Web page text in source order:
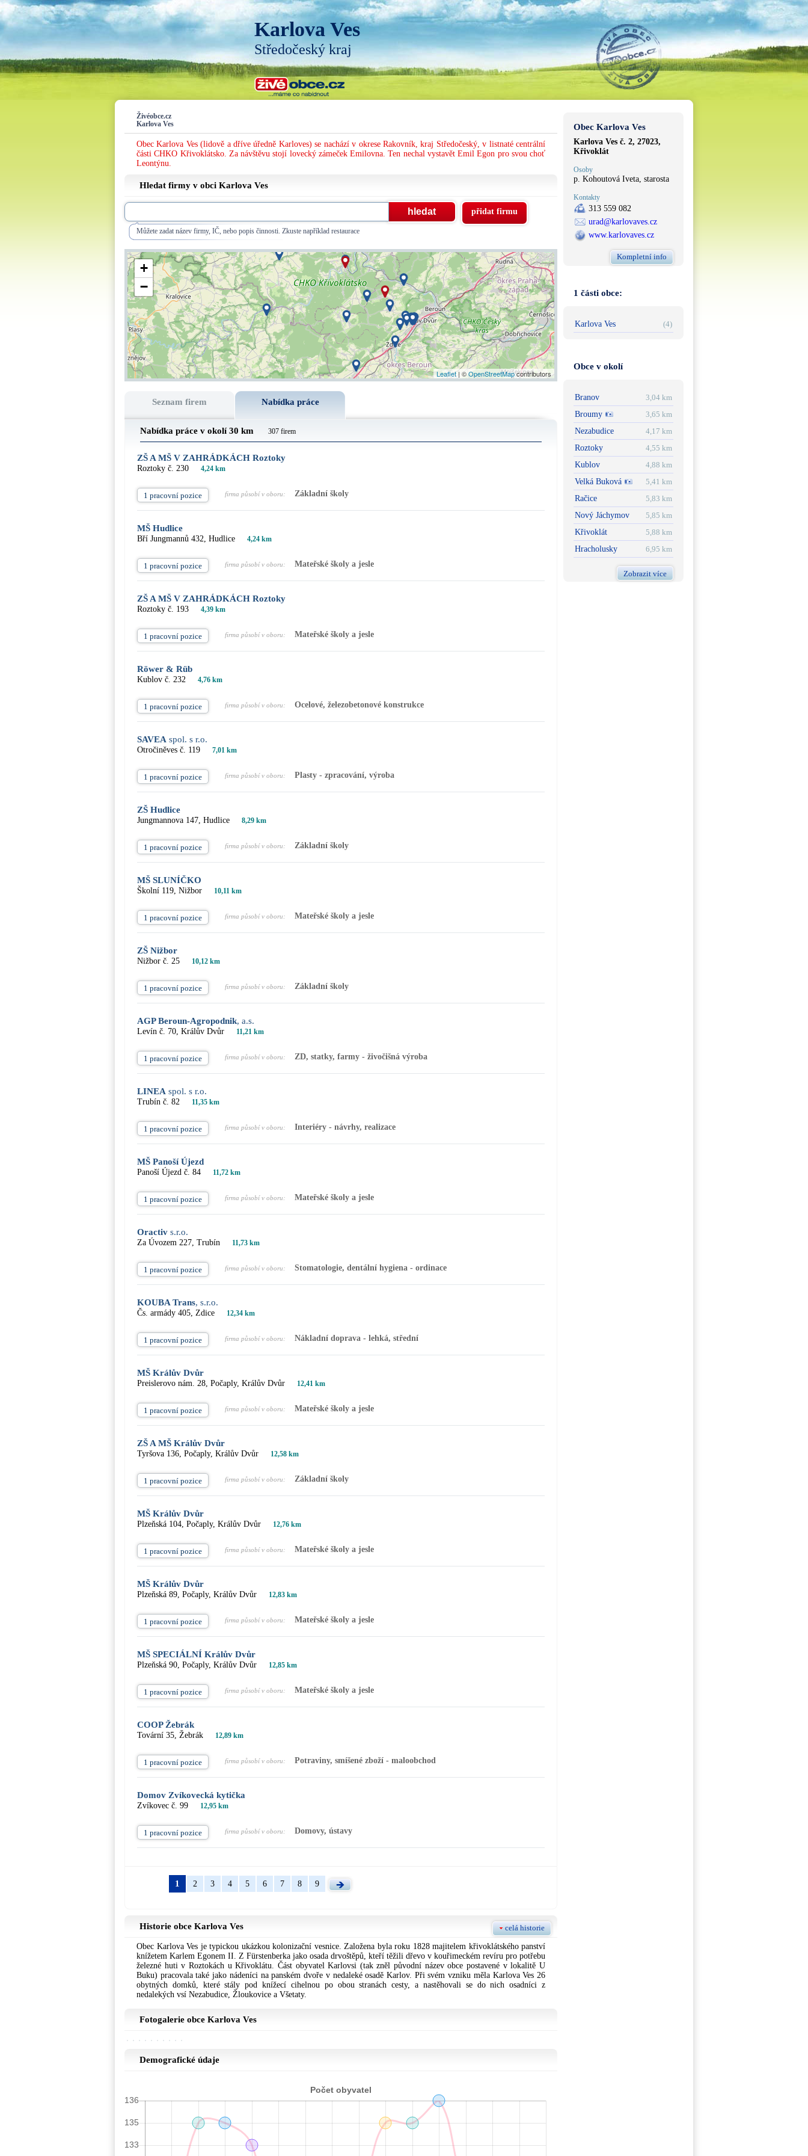
Karlova Ves
Středočeský kraj
Živéobce.cz
Karlova Ves
Obec Karlova Ves (lidově a dříve úředně Karloves) se nachází v okrese Rakovník, kraj Středočeský, v listnaté centrální
části CHKO Křivoklátsko. Za návštěvu stojí lovecký zámeček Emilovna. Ten nechal vystavět Emil Egon pro svou choť
Leontýnu.
Hledat firmy v obci Karlova Ves
Můžete zadat název firmy, IČ, nebo popis činnosti. Zkuste například restaurace
přidat firmu
+
−
Leaflet| ©OpenStreetMapcontributors
Seznam firem Nabídka práce
Nabídka práce v okolí 30 km 307 firem
ZŠ A MŠ V ZAHRÁDKÁCH Roztoky
Roztoky č. 230 4,24 km
1 pracovní pozice firma působí v oboru: Základní školy
MŠ Hudlice
Bří Jungmannů 432, Hudlice 4,24 km
1 pracovní pozice firma působí v oboru: Mateřské školy a jesle
ZŠ A MŠ V ZAHRÁDKÁCH Roztoky
Roztoky č. 193 4,39 km
1 pracovní pozice firma působí v oboru: Mateřské školy a jesle
Röwer & Rüb
Kublov č. 232 4,76 km
1 pracovní pozice firma působí v oboru: Ocelové, železobetonové konstrukce
SAVEA spol. s r.o.
Otročiněves č. 119 7,01 km
1 pracovní pozice firma působí v oboru: Plasty - zpracování, výroba
ZŠ Hudlice
Jungmannova 147, Hudlice 8,29 km
1 pracovní pozice firma působí v oboru: Základní školy
MŠ SLUNÍČKO
Školní 119, Nižbor 10,11 km
1 pracovní pozice firma působí v oboru: Mateřské školy a jesle
ZŠ Nižbor
Nižbor č. 25 10,12 km
1 pracovní pozice firma působí v oboru: Základní školy
AGP Beroun-Agropodnik, a.s.
Levín č. 70, Králův Dvůr 11,21 km
1 pracovní pozice firma působí v oboru: ZD, statky, farmy - živočišná výroba
LINEA spol. s r.o.
Trubín č. 82 11,35 km
1 pracovní pozice firma působí v oboru: Interiéry - návrhy, realizace
MŠ Panoší Újezd
Panoší Újezd č. 84 11,72 km
1 pracovní pozice firma působí v oboru: Mateřské školy a jesle
Oractiv s.r.o.
Za Úvozem 227, Trubín 11,73 km
1 pracovní pozice firma působí v oboru: Stomatologie, dentální hygiena - ordinace
KOUBA Trans, s.r.o.
Čs. armády 405, Zdice 12,34 km
1 pracovní pozice firma působí v oboru: Nákladní doprava - lehká, střední
MŠ Králův Dvůr
Preislerovo nám. 28, Počaply, Králův Dvůr 12,41 km
1 pracovní pozice firma působí v oboru: Mateřské školy a jesle
ZŠ A MŠ Králův Dvůr
Tyršova 136, Počaply, Králův Dvůr 12,58 km
1 pracovní pozice firma působí v oboru: Základní školy
MŠ Králův Dvůr
Plzeňská 104, Počaply, Králův Dvůr 12,76 km
1 pracovní pozice firma působí v oboru: Mateřské školy a jesle
MŠ Králův Dvůr
Plzeňská 89, Počaply, Králův Dvůr 12,83 km
1 pracovní pozice firma působí v oboru: Mateřské školy a jesle
MŠ SPECIÁLNÍ Králův Dvůr
Plzeňská 90, Počaply, Králův Dvůr 12,85 km
1 pracovní pozice firma působí v oboru: Mateřské školy a jesle
COOP Žebrák
Tovární 35, Žebrák 12,89 km
1 pracovní pozice firma působí v oboru: Potraviny, smíšené zboží - maloobchod
Domov Zvíkovecká kytička
Zvíkovec č. 99 12,95 km
1 pracovní pozice firma působí v oboru: Domovy, ústavy
1 2 3 4 5 6 7 8 9
Historie obce Karlova Ves celá historie
Obec Karlova Ves je typickou ukázkou kolonizační vesnice. Založena byla roku 1828 majitelem křivoklátského panství
knížetem Karlem Egonem II. Z Fürstenberka jako osada drvoštěpů, kteří těžili dřevo v kouřimeckém revíru pro potřebu
železné huti v Roztokách u Křivoklátu. Část obyvatel Karlovsi (tak zněl původní název obce postavené v lokalitě U
Buku) pracovala také jako nádeníci na panském dvoře v nedaleké osadě Karlov. Při svém vzniku měla Karlova Ves 26
obytných domků, které stály pod knížecí cihelnou po obou stranách cesty, a nastěhovali se do nich osadníci z
nedalekých vsí Nezabudice, Žloukovice a Všetaty.
Fotogalerie obce Karlova Ves
Demografické údaje
Obec Karlova Ves
Karlova Ves č. 2, 27023,
Křivoklát
Osoby
p. Kohoutová Iveta, starosta
Kontakty
313 559 082
urad@karlovaves.cz
www.karlovaves.cz
Kompletní info
1 části obce:
Karlova Ves (4)
Obce v okolí
Branov
3,04 km
Broumy
3,65 km
Nezabudice
4,17 km
Roztoky
4,55 km
Kublov
4,88 km
Velká Buková
5,41 km
Račice
5,83 km
Nový Jáchymov
5,85 km
Křivoklát
5,88 km
Hracholusky
6,95 km
Zobrazit více